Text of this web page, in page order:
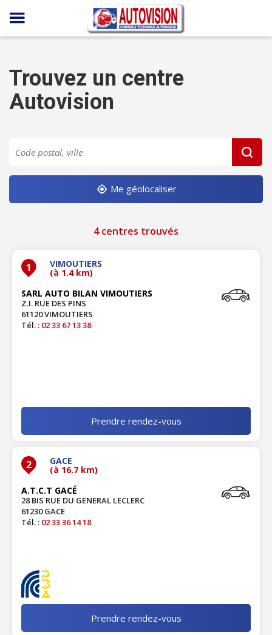
Panneau de gestion des cookies
Trouvez un centre
Autovision
Me géolocaliser
4 centres trouvés
1 VIMOUTIERS
(à 1.4 km)
SARL AUTO BILAN VIMOUTIERS
Z.I. RUE DES PINS
61120 VIMOUTIERS
Tél. : 02 33 67 13 38
Prendre rendez-vous
2 GACE
(à 16.7 km)
A.T.C.T GACÉ
28 BIS RUE DU GENERAL LECLERC
61230 GACE
Tél. : 02 33 36 14 18
Prendre rendez-vous